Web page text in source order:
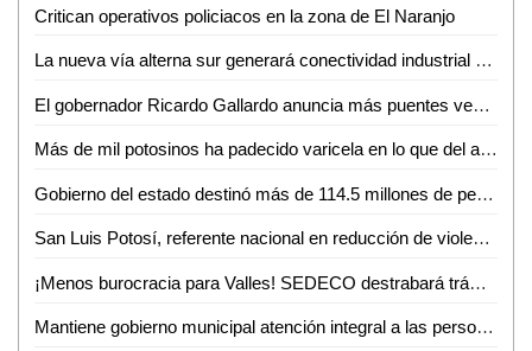
Critican operativos policiacos en la zona de El Naranjo
La nueva vía alterna sur generará conectividad industrial en SLP
El gobernador Ricardo Gallardo anuncia más puentes vehiculares para la zona metropolitana
Más de mil potosinos ha padecido varicela en lo que del año
Gobierno del estado destinó más de 114.5 millones de pesos en créditos durante junio
San Luis Potosí, referente nacional en reducción de violencia
¡Menos burocracia para Valles! SEDECO destrabará trámites para empresarios
Mantiene gobierno municipal atención integral a las personas adultas mayores durante junio